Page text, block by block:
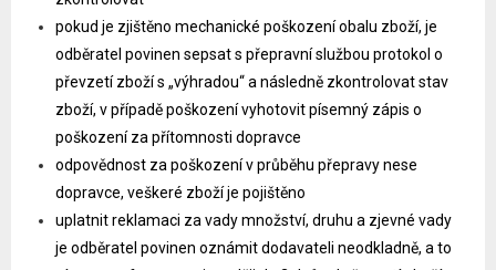
pokud je zjištěno mechanické poškození obalu zboží, je
odběratel povinen sepsat s přepravní službou protokol o
převzetí zboží s „výhradou“ a následně zkontrolovat stav
zboží, v případě poškození vyhotovit písemný zápis o
poškození za přítomnosti dopravce
odpovědnost za poškození v průběhu přepravy nese
dopravce, veškeré zboží je pojištěno
uplatnit reklamaci za vady množství, druhu a zjevné vady
je odběratel povinen oznámit dodavateli neodkladně, a to